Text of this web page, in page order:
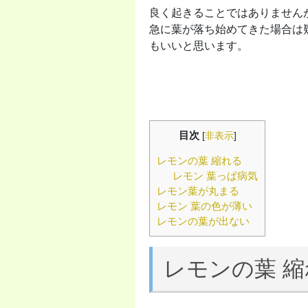
良く起きることではありません
急に葉が落ち始めてきた場合は
もいいと思います。
目次 [非表示]
レモンの葉 縮れる
レモン 葉っぱ病気
レモン葉が丸まる
レモン 葉の色が薄い
レモンの葉が出ない
レモンの葉